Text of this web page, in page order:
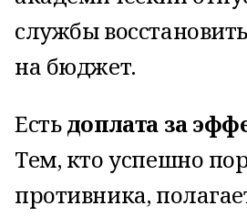
службы
на бюджет.
Естьдоплата за
Тем, кто успешно
противника,